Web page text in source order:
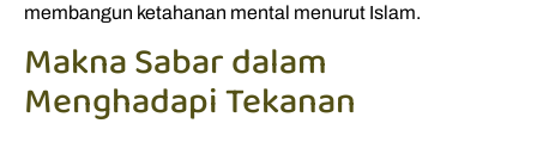
membangun ketahanan mental menurut Islam.
Makna Sabar dalam
Menghadapi Tekanan